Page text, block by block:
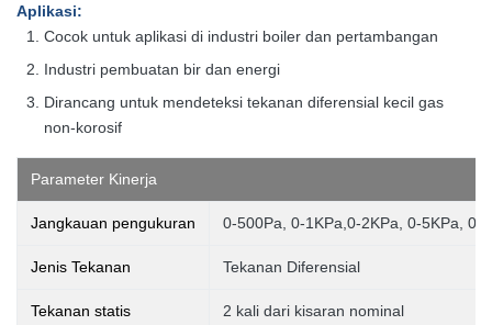
Aplikasi:
Cocok untuk aplikasi di industri boiler dan pertambangan
Industri pembuatan bir dan energi
Dirancang untuk mendeteksi tekanan diferensial kecil gas
non-korosif
Parameter Kinerja
Jangkauan pengukuran 0-500Pa, 0-1KPa,0-2KPa, 0-5KPa, 0-
Jenis Tekanan Tekanan Diferensial
Tekanan statis 2 kali dari kisaran nominal